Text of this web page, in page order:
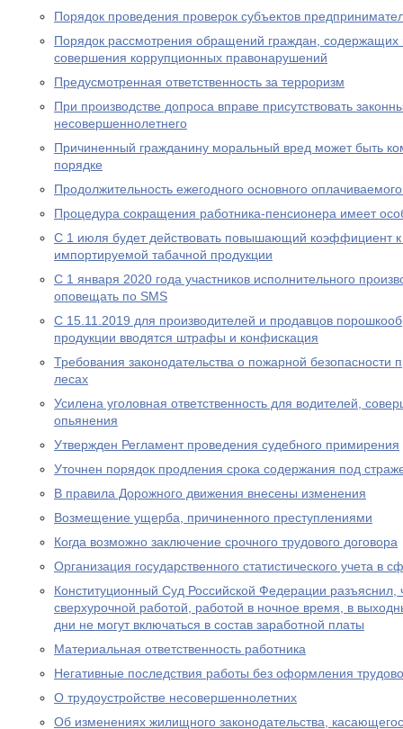
Порядок проведения проверок субъектов
Порядок рассмотрения обращений граждан,
совершения коррупционных правонарушений
Предусмотренная ответственность за терроризм
При производстве допроса вправе присутствовать
несовершеннолетнего
Причиненный гражданину моральный вред может быть
порядке
Продолжительность ежегодного основного оплачиваемого
Процедура сокращения работника-пенсионера имеет
С 1 июля будет действовать повышающий коэффициент
импортируемой табачной продукции
С 1 января 2020 года участников исполнительного
оповещать по SMS
С 15.11.2019 для производителей и продавцов
продукции вводятся штрафы и конфискация
Требования законодательства о пожарной безопасности
лесах
Усилена уголовная ответственность для водителей,
опьянения
Утвержден Регламент проведения судебного примирения
Уточнен порядок продления срока содержания под
В правила Дорожного движения внесены изменения
Возмещение ущерба, причиненного преступлениями
Когда возможно заключение срочного трудового договора
Организация государственного статистического учета в
Конституционный Суд Российской Федерации разъяснил,
сверхурочной работой, работой в ночное время, в
дни не могут включаться в состав заработной платы
Материальная ответственность работника
Негативные последствия работы без оформления
О трудоустройстве несовершеннолетних
Об изменениях жилищного законодательства,